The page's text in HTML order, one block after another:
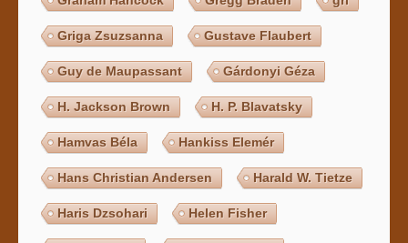
Griga Zsuzsanna Gustave Flaubert
Guy de Maupassant Gárdonyi Géza
H. Jackson Brown H. P. Blavatsky
Hamvas Béla Hankiss Elemér
Hans Christian Andersen Harald W. Tietze
Haris Dzsohari Helen Fisher